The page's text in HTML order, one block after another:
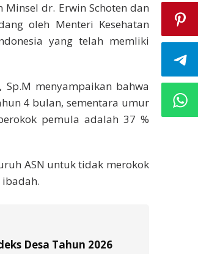
Minsel dr. Erwin Schoten dan
oleh Menteri Kesehatan
yang telah memliki
menyampaikan bahwa
4 bulan, sementara umur
pemula adalah 37 %
ASN untuk tidak merokok
Desa Tahun 2026